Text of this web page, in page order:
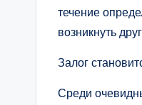
течение
возникнуть
Залог
Среди